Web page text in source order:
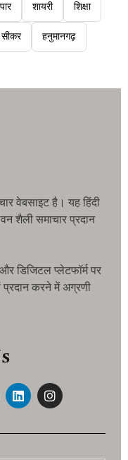
शायरी शिक्षा
सीकर हनुमानगढ़
वेबसाइट है। यह हिंदी
शैली समाचार प्रदान
डिजिटल प्लेटफॉर्म पर
प्रदान करने में अग्रणी